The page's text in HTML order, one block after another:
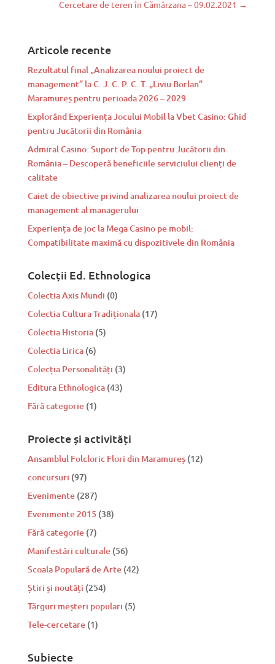
Cercetare de teren în Cămârzana – 09.02.2021 →
Articole recente
Rezultatul final „Analizarea noului proiect de
management” la C. J. C. P. C. T. „Liviu Borlan”
Maramureș pentru perioada 2026 – 2029
Explorând Experiența Jocului Mobil la Vbet Casino: Ghid
pentru Jucătorii din România
Admiral Casino: Suport de Top pentru Jucătorii din
România – Descoperă beneficiile serviciului clienți de
calitate
Caiet de obiective privind analizarea noului proiect de
management al managerului
Experiența de joc la Mega Casino pe mobil:
Compatibilitate maximă cu dispozitivele din România
Colecții Ed. Ethnologica
Colectia Axis Mundi (0)
Colectia Cultura Tradiționala (17)
Colectia Historia (5)
Colectia Lirica (6)
Colecția Personalități (3)
Editura Ethnologica (43)
Fără categorie (1)
Proiecte și activități
Ansamblul Folcloric Flori din Maramureș(12)
concursuri (97)
Evenimente(287)
Evenimente 2015 (38)
Fără categorie(7)
Manifestări culturale(56)
Scoala Populară de Arte(42)
Știri și noutăți (254)
Tărguri meșteri populari (5)
Tele-cercetare(1)
Subiecte